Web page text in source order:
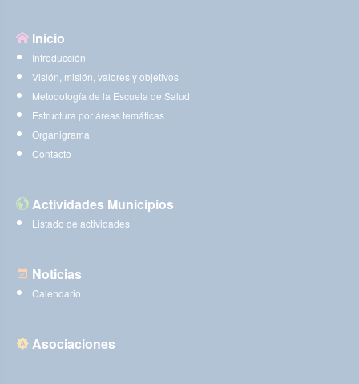
Inicio
Introducción
Visión, misión, valores y objetivos
Metodología de la Escuela de Salud
Estructura por áreas temáticas
Organigrama
Contacto
Actividades Municipios
Listado de actividades
Noticias
Calendario
Asociaciones